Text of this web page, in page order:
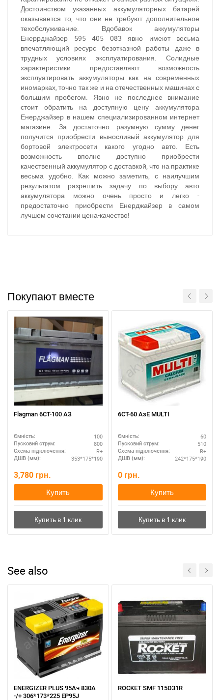
Достоинством указанных аккумуляторных батарей
оказывается то, что они не требуют дополнительное
техобслуживание. Вдобавок аккумуляторы
Енеррджайзер 595 405 083 явно имеют весьма
впечатляющий ресурс безотказной работы даже в
трудных условиях эксплуатирования. Солидные
характеристики предоставляют возможность
эксплуатировать аккумуляторы как на современных
иномарках, точно так же и на отечественных машинах с
большим пробегом. Явно не последнее внимание
стоит обратить на доступную цену аккумулятора
Енерджайзер в нашем специализированном интернет
магазине. За достаточно разумную сумму денег
получится приобрести выносливый аккумулятор для
бортовой электросети какого угодно авто. Есть
возможность вполне доступно приобрести
качественный аккумулятор с доставкой, что на практике
весьма удобно. Как можно заметить, с наилучшим
результатом разрешить задачу по выбору авто
аккумулятора можно очень просто и легко -
предостаточно приобрести Енерджайзер в самом
лучшем сочетании цена-качество!
Покупают вместе
Flagman 6CТ-100 АЗ
Ємність: 100
Пусковий струм: 800
Схема підключення: R+
ДШВ (мм): 353*175*190
3,780 грн.
Купить
6СТ-60 АзЕ MULTI
Ємність: 60
Пусковий струм: 510
Схема підключення: R+
ДШВ (мм): 242*175*190
0 грн.
Купить
See also
ENERGIZER PLUS 95Ач 830A
-/+ 306*173*225 EP95J
ROCKET SMF 115D31R
За відсутності звязку - дзвоніть, пишіть у Viber / Telegram
(093) 600-51-11
Написати в Viber Написати в Telegram